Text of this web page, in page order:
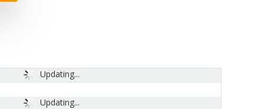
Updating...
Updating...